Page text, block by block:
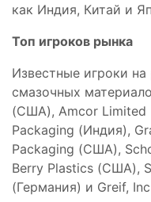
как Индия, Китай и
Топ игроков рынка
Известные игроки
смазочных
(США), Amcor Limited
Packaging (Индия),
Packaging (США),
Berry Plastics (США),
(Германия) и Greif,